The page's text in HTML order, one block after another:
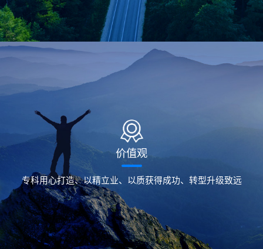
价值观
专科用心打造、以精立业、以质获得成功、转型升级致远